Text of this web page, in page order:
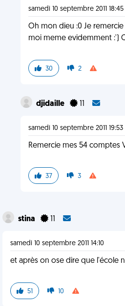
samedi 10 septembre 2011 18:45
Oh mon dieu :0 Je
moi meme evidemment :')
30 2
djidaille 11
samedi 10 septembre 2011 19:53
Remercie mes 54 comptes
37 3
stina
samedi 10 septembre 2011 14:10
et après on ose dire que l'école
51 10